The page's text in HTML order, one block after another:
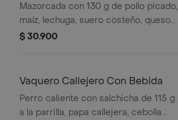
Mazorcada con 130 g de pollo picado,
maíz, lechuga, suero costeño, queso
costeño, salsa BBQ, salsa Corral,
$ 30.900
Vaquero Callejero Con Bebida
Perro caliente con salchicha de 115 g
a la parrilla, papa callejera, cebolla